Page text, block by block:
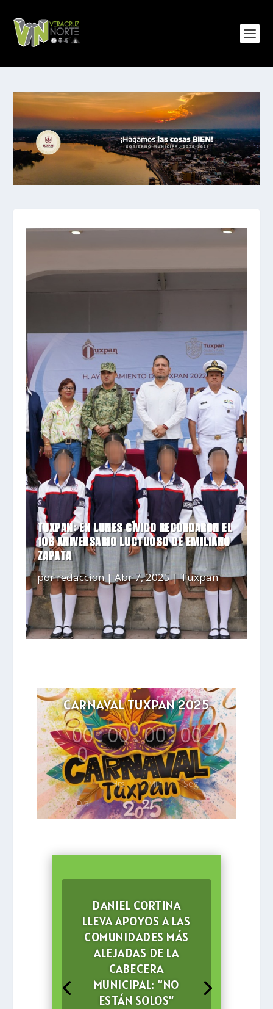
TUXPAN: EN LUNES CÍVICO RECORDARON EL
106 ANIVERSARIO LUCTUOSO DE EMILIANO
ZAPATA
porredaccion| Abr 7, 2025|Tuxpan
CARNAVAL TUXPAN 2025
00
0
Día
:00
Hrs
:00
Min
:00
Seg
DANIEL CORTINA
LLEVA APOYOS A LAS
COMUNIDADES MÁS
ALEJADAS DE LA
CABECERA
MUNICIPAL: “NO
ESTÁN SOLOS”